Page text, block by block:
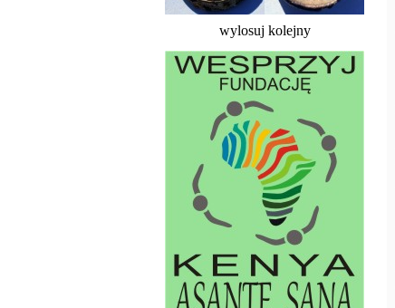
wylosuj kolejny